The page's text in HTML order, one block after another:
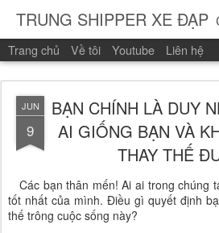
TRUNG SHIPPER XE ĐẠP
Trang chủ Về tôi Youtube Liên hệ
JUN
9
BẠN CHÍNH LÀ DUY
AI GIỐNG BẠN VÀ
THAY THẾ
tốt nhất của mình. Điều gì quyết định
thế trông cuộc sống này?